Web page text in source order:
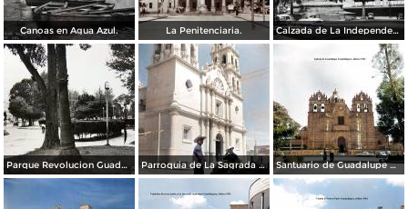
Canoas en Agua Azul. La Penitenciaria. Calzada de La Independencia Guadalajara, Jalisco.
Parque Revolucion Guadalajara, Jalisco. Parroquia de La Sagrada familia Guadalajara, Jalisco 1961. Santuario de Guadalupe Guadalajara, Jalisco 1961.